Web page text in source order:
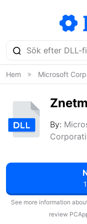
Hem Microsoft
By:
See more information
review